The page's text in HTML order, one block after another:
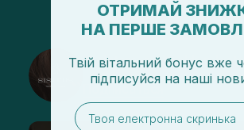
@sisters_stelmakh в
Подписаться
ОТРИМАЙ
НА ПЕРШЕ
Твій вітальний бонус вже
підписуйся на наші
email